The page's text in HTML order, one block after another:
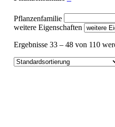
Pflanzenfamilie
weitere Eigenschaften
Ergebnisse 33 – 48 von 110